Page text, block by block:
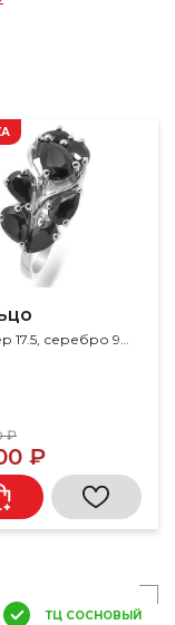
Размер 17.5, серебро 925, корунд, сапфир
₽
₽
ТЦ СОСНОВЫЙ